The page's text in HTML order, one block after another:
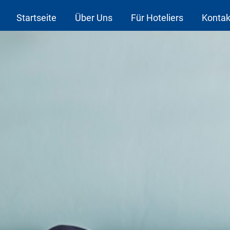
Startseite Über Uns Für Hoteliers